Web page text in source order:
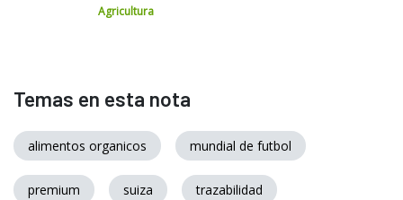
Agricultura
Temas en esta nota
alimentos organicos mundial de futbol
premium suiza trazabilidad